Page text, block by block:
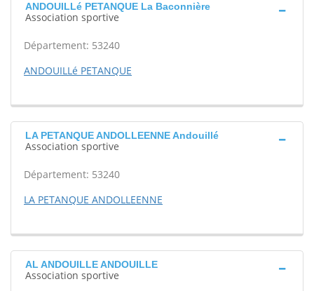
ANDOUILLé PETANQUE La Baconnière
Association sportive
Département: 53240
ANDOUILLé PETANQUE
LA PETANQUE ANDOLLEENNE Andouillé
Association sportive
Département: 53240
LA PETANQUE ANDOLLEENNE
AL ANDOUILLE ANDOUILLE
Association sportive